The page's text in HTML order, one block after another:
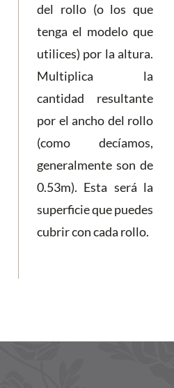
del rollo (o los que
tenga el modelo que
utilices) por la altura.
Multiplica la
cantidad resultante
por el ancho del rollo
(como decíamos,
generalmente son de
0.53m). Esta será la
superficie que puedes
cubrir con cada rollo.